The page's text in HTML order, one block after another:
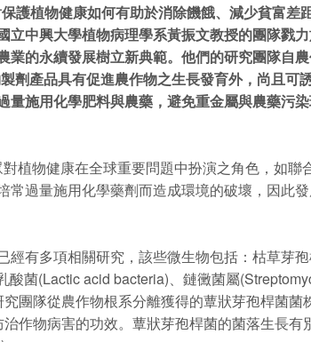
植物健康如何有助於消除饑餓、減少貧富差
立中興大學植物病理學系黃振文教授的團隊戮
的永續發展樹立新典範。他們的研究團隊自
產品具有促進農作物之生長發育外，尚且可
施用化學肥料與農藥，避免重金屬與農藥污
植物健康在全球重要問題中扮演之角色，如聯
過量施用化學藥劑而造成環境的破壞，因此
有多項相關研究，該些微生物包括：枯草芽
菌(Lactic acid bacteria)、鏈黴菌屬
團隊從農作物根系分離獲得的蕈狀芽孢桿菌菌
作物病害的功效。蕈狀芽孢桿菌的菌落生長有